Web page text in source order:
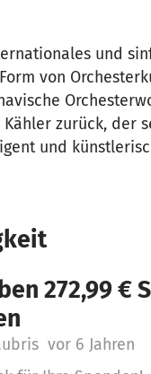
und
von
zurück, der
und
272,99 €
vor 6 Jahren